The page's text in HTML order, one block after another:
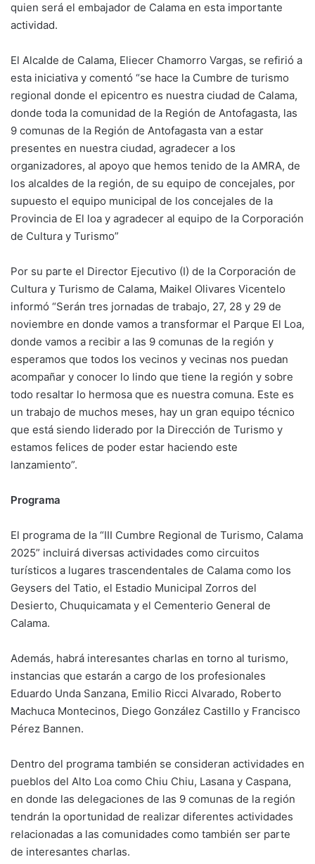
quien será el embajador de Calama en esta importante
actividad.
El Alcalde de Calama, Eliecer Chamorro Vargas, se refirió a
esta iniciativa y comentó “se hace la Cumbre de turismo
regional donde el epicentro es nuestra ciudad de Calama,
donde toda la comunidad de la Región de Antofagasta, las
9 comunas de la Región de Antofagasta van a estar
presentes en nuestra ciudad, agradecer a los
organizadores, al apoyo que hemos tenido de la AMRA, de
los alcaldes de la región, de su equipo de concejales, por
supuesto el equipo municipal de los concejales de la
Provincia de El loa y agradecer al equipo de la Corporación
de Cultura y Turismo”
Por su parte el Director Ejecutivo (I) de la Corporación de
Cultura y Turismo de Calama, Maikel Olivares Vicentelo
informó “Serán tres jornadas de trabajo, 27, 28 y 29 de
noviembre en donde vamos a transformar el Parque El Loa,
donde vamos a recibir a las 9 comunas de la región y
esperamos que todos los vecinos y vecinas nos puedan
acompañar y conocer lo lindo que tiene la región y sobre
todo resaltar lo hermosa que es nuestra comuna. Este es
un trabajo de muchos meses, hay un gran equipo técnico
que está siendo liderado por la Dirección de Turismo y
estamos felices de poder estar haciendo este
lanzamiento”.
Programa
El programa de la “III Cumbre Regional de Turismo, Calama
2025” incluirá diversas actividades como circuitos
turísticos a lugares trascendentales de Calama como los
Geysers del Tatio, el Estadio Municipal Zorros del
Desierto, Chuquicamata y el Cementerio General de
Calama.
Además, habrá interesantes charlas en torno al turismo,
instancias que estarán a cargo de los profesionales
Eduardo Unda Sanzana, Emilio Ricci Alvarado, Roberto
Machuca Montecinos, Diego González Castillo y Francisco
Pérez Bannen.
Dentro del programa también se consideran actividades en
pueblos del Alto Loa como Chiu Chiu, Lasana y Caspana,
en donde las delegaciones de las 9 comunas de la región
tendrán la oportunidad de realizar diferentes actividades
relacionadas a las comunidades como también ser parte
de interesantes charlas.